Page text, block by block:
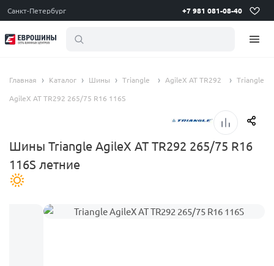
Санкт-Петербург +7 981 081-08-40
Главная Каталог Шины Triangle AgileX AT TR292
Triangle
AgileX AT TR292 265/75 R16 116S
Шины Triangle AgileX AT TR292 265/75 R16
116S летние